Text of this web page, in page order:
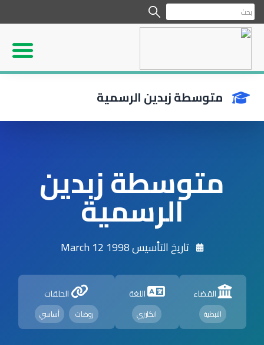
متوسطة زبدين الرسمية
متوسطة زبدين
الرسمية
تاريخ التأسيس 1998 March 12
القضاء
النبطية
اللغة
انكليزي
الحلقات
روضات أساسي